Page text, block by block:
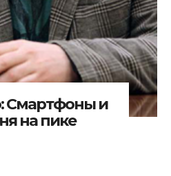
Смартфоны и
на пике